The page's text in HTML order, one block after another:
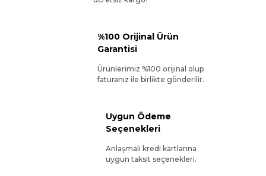
%100 Orijinal Ürün
Garantisi
Ürünlerimiz %100 orijinal olup
faturanız ile birlikte gönderilir.
Uygun Ödeme
Seçenekleri
Anlaşmalı kredi kartlarına
uygun taksit seçenekleri.